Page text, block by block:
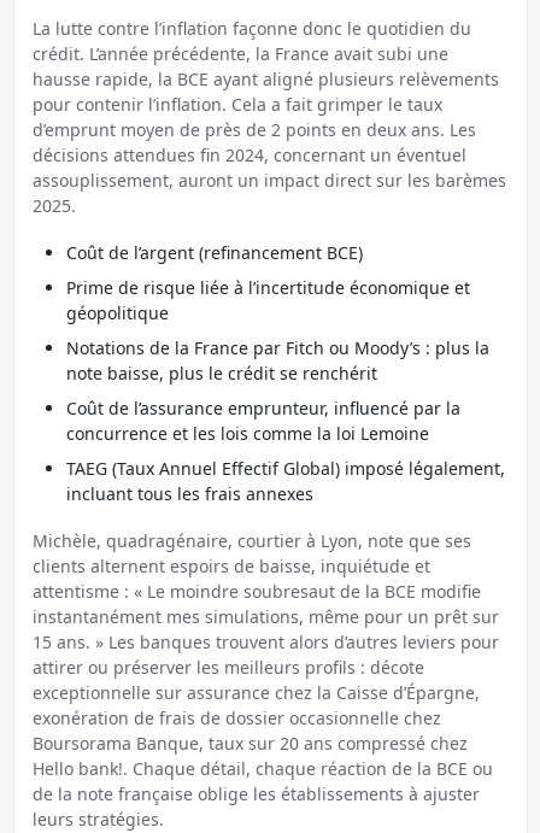
La lutte contre l’inflation façonne donc le quotidien du
crédit. L’année précédente, la France avait subi une
hausse rapide, la BCE ayant aligné plusieurs relèvements
pour contenir l’inflation. Cela a fait grimper le taux
d’emprunt moyen de près de 2 points en deux ans. Les
décisions attendues fin 2024, concernant un éventuel
assouplissement, auront un impact direct sur les barèmes
2025.
Coût de l’argent (refinancement BCE)
Prime de risque liée à l’incertitude économique et
géopolitique
Notations de la France par Fitch ou Moody’s : plus la
note baisse, plus le crédit se renchérit
Coût de l’assurance emprunteur, influencé par la
concurrence et les lois comme la loi Lemoine
TAEG (Taux Annuel Effectif Global) imposé légalement,
incluant tous les frais annexes
Michèle, quadragénaire, courtier à Lyon, note que ses
clients alternent espoirs de baisse, inquiétude et
attentisme : « Le moindre soubresaut de la BCE modifie
instantanément mes simulations, même pour un prêt sur
15 ans. » Les banques trouvent alors d’autres leviers pour
attirer ou préserver les meilleurs profils : décote
exceptionnelle sur assurance chez la Caisse d’Épargne,
exonération de frais de dossier occasionnelle chez
Boursorama Banque, taux sur 20 ans compressé chez
Hello bank!. Chaque détail, chaque réaction de la BCE ou
de la note française oblige les établissements à ajuster
leurs stratégies.